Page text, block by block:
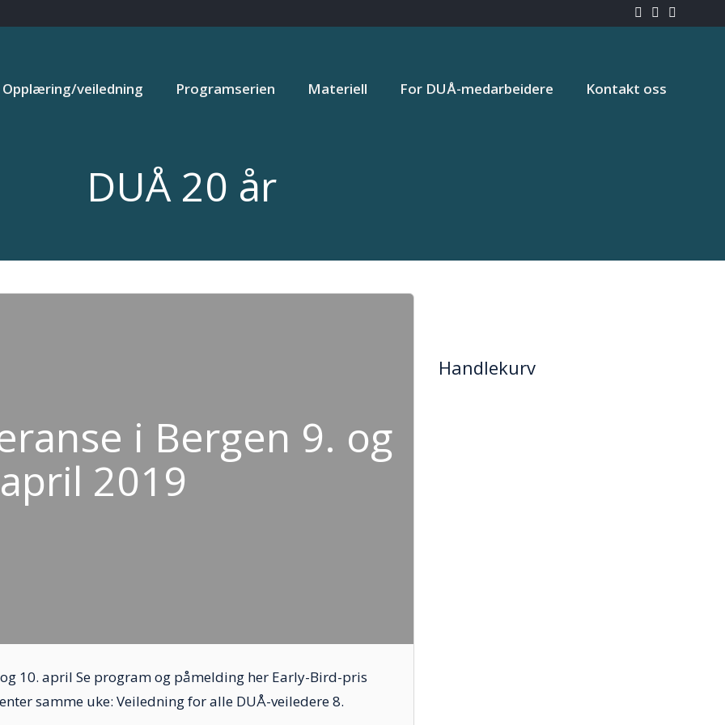
Opplæring/veiledning Programserien Materiell For DUÅ-medarbeidere Kontakt oss
DUÅ 20 år
i Bergen 9. og
2019
10. april Se program og påmelding her Early-Bird-pris
samme uke: Veiledning for alle DUÅ-veiledere 8.
Handlekurv